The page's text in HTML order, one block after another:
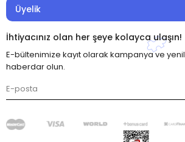
Üyelik
İhtiyacınız olan her şeye kolayca ulaşın!
E-bültenimize kayıt olarak kampanya ve
haberdar olun.